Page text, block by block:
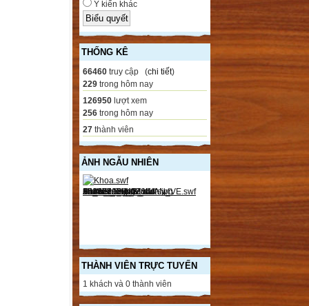
Ý kiến khác
THỐNG KÊ
66460 truy cập (chi tiết)
229 trong hôm nay
126950 lượt xem
256 trong hôm nay
27 thành viên
ẢNH NGẪU NHIÊN
THÀNH VIÊN TRỰC TUYẾN
1 khách và 0 thành viên